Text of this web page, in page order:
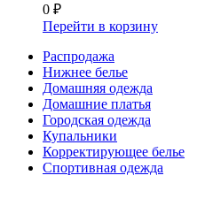
0 ₽
Перейти в корзину
Распродажа
Нижнее белье
Домашняя одежда
Домашние платья
Городская одежда
Купальники
Корректирующее белье
Спортивная одежда